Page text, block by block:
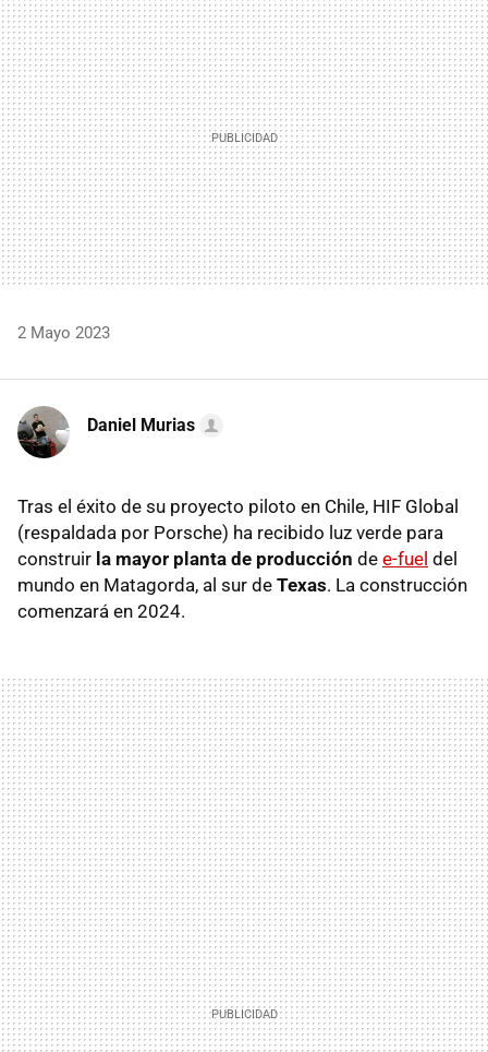
MAIL
2 Mayo 2023
Daniel Murias
Tras el éxito de su proyecto piloto en Chile, HIF Global
(respaldada por Porsche) ha recibido luz verde para
construir la mayor planta de producción de e-fuel del
mundo en Matagorda, al sur de Texas. La construcción
comenzará en 2024.